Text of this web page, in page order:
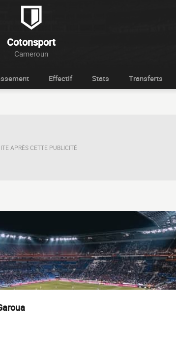
Cotonsport
Cameroun
Effectif Stats Transferts
APRÈS CETTE PUBLICITÉ